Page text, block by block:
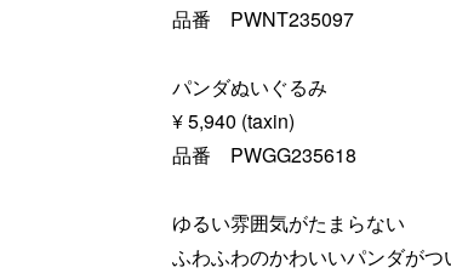
品番 PWNT235097
パンダぬいぐるみ
¥ 5,940 (taxin)
品番 PWGG235618
ゆるい雰囲気がたまらない
ふわふわのかわいいパンダが